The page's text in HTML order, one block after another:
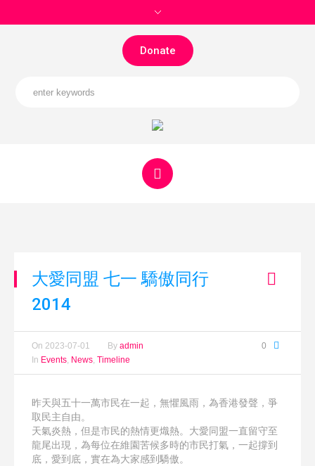
Donate
大愛同盟 七一 驕傲同行
2014
0
On 2023-07-01 By admin
In Events News Timeline
昨天與五十一萬市民在一起，無懼風雨，為香港發聲，爭
取民主自由。
天氣炎熱，但是市民的熱情更熾熱。大愛同盟一直留守至
龍尾出現，為每位在維園苦候多時的市民打氣，一起撐到
底，愛到底，實在為大家感到驕傲。